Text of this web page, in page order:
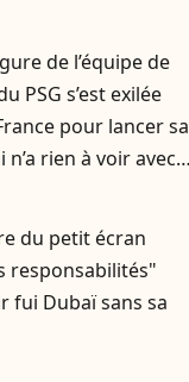
loin de la France
de l’équipe de
PSG s’est exilée
pour lancer sa
rien à voir avec
du petit écran
responsabilités"
fui Dubaï sans sa